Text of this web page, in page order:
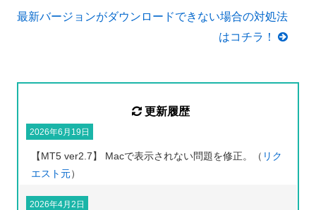
最新バージョンがダウンロードできない場合の対処法
はコチラ！
更新履歴
2026年6月19日
【MT5 ver2.7】 Macで表示されない問題を修正。（ リク
エスト元）
2026年4月2日